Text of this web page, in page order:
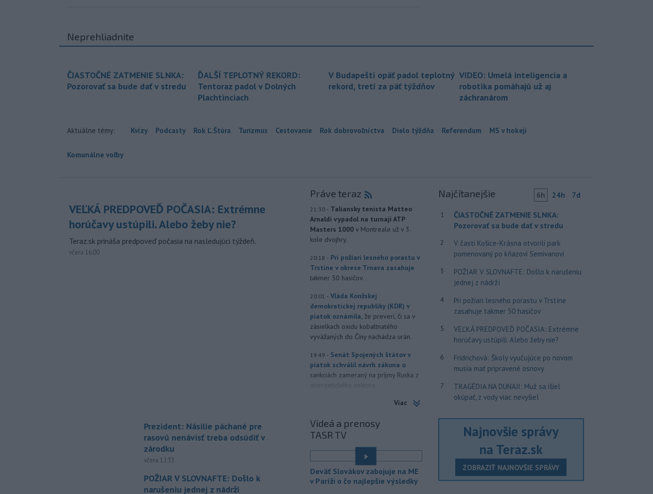
Neprehliadnite
ČIASTOČNÉ ZATMENIE SLNKA:
Pozorovať sa bude dať v stredu
ĎALŠÍ TEPLOTNÝ REKORD:
Tentoraz padol v Dolných
Plachtinciach
V Budapešti opäť padol teplotný
rekord, tretí za päť týždňov
VIDEO: Umelá inteligencia a
robotika pomáhajú už aj
záchranárom
Aktuálne témy: Kvízy Podcasty Rok Ľ.Štúra Turizmus Cestovanie Rok dobrovoľníctva Dielo týždňa Referendum MS v hokeji
Komunálne voľby
VEĽKÁ PREDPOVEĎ POČASIA: Extrémne
horúčavy ustúpili. Alebo žeby nie?
Teraz.sk prináša predpoveď počasia na nasledujúci týždeň.
včera 16:00
Prezident: Násilie páchané pre
rasovú nenávisť treba odsúdiť v
zárodku
včera 12:33
POŽIAR V SLOVNAFTE: Došlo k
narušeniu jednej z nádrží
Práve teraz
21:30 - Taliansky tenista Matteo
Arnaldi vypadol na turnaji ATP
Masters 1000 v Montreale už v 3.
kole dvojhry.
20:18 - Pri požiari lesného porastu v
Trstíne v okrese Trnava zasahuje
takmer 50 hasičov.
20:01 - Vláda Konžskej
demokratickej republiky (KDR) v
piatok oznámila, že preverí, či sa v
zásielkach oxidu kobaltnatého
vyvážaných do Číny nachádza urán.
19:49 - Senát Spojených štátov v
piatok schválil návrh zákona o
sankciách zameraný na príjmy Ruska z
energetického sektora.
Slovenská polícia prispela k
ktorý sa podarilo ukončiť
právoplatným odsúdením páchateľa v
15:21 - Piatkový požiar v
bratislavskej rafinérii Slovnaft je
pod kontrolou.Príčina jeho vzniku
Viac
Videá a prenosy
TASR TV
Deväť Slovákov zabojuje na ME
v Paríži o čo najlepšie výsledky
Najčítanejšie 6h 24h 7d
1
ČIASTOČNÉ ZATMENIE SLNKA:
Pozorovať sa bude dať v stredu
2
V časti Košice-Krásna otvorili park
pomenovaný po kňazovi Semivanovi
3
POŽIAR V SLOVNAFTE: Došlo k narušeniu
jednej z nádrží
4
Pri požiari lesného porastu v Trstíne
zasahuje takmer 50 hasičov
5
VEĽKÁ PREDPOVEĎ POČASIA: Extrémne
horúčavy ustúpili. Alebo žeby nie?
6
Fridrichová: Školy vyučujúce po novom
musia mať pripravené osnovy
7
TRAGÉDIA NA DUNAJI: Muž sa išiel
okúpať, z vody viac nevyšiel
Najnovšie správy
na Teraz.sk
ZOBRAZIŤ NAJNOVŠIE SPRÁVY